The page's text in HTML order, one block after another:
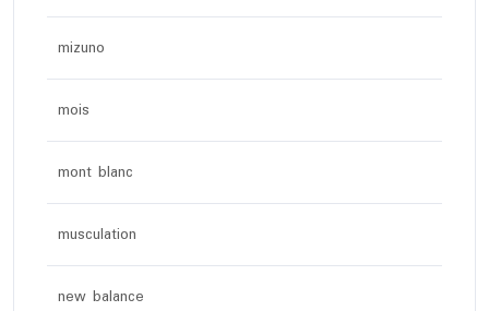
mizuno
mois
mont blanc
musculation
new balance